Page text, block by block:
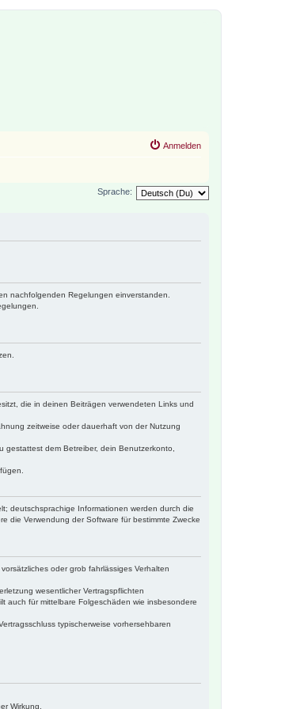
Anmelden
Sprache:
nachfolgenden Regelungen einverstanden.
die in deinen Beiträgen verwendeten Links und
zeitweise oder dauerhaft von der Nutzung
dem Betreiber, dein Benutzerkonto,
deutschsprachige Informationen werden durch die
die Verwendung der Software für bestimmte Zwecke
oder grob fahrlässiges Verhalten
wesentlicher Vertragspflichten
auch für mittelbare Folgeschäden wie insbesondere
typischerweise vorhersehbaren
Wirkung.